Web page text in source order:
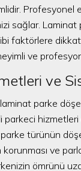
Profesyonel
sağlar. Laminat
faktörlere
ve
ve
laminat parke
parkeci
türünün
ve
ömrünü